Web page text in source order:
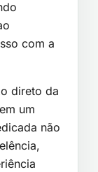
com a
direto da
um
não